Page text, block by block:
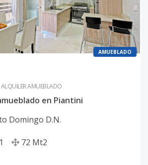
AMUEBLADO
ALQUILERAMUEBLADO
en Piantini
Domingo D.N.
1 72 Mt2